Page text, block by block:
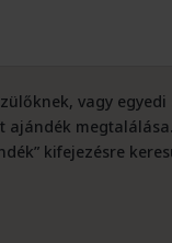
vagy
kifejezésre